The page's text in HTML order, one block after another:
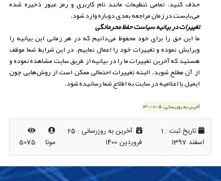
حذف کنید، تمامی تنظیمات مانند نام کاربری و رمز عبور ذخیره شده
می‌بایست در زمان مراجعه بعدی دوباره وارد شود.
تغییرات در بیانیه سیاست حفظ محرمانگی
ما این حق را برای خود محفوظ می‌دانیم که در هر زمانی این بیانیه را
ویرایش نموده و تغییرات خود را اعمال نماییم. در این شرایط شما موظف
هستید که آخرین تغییرات ما را در بیانیه از طریق سایت مشاهده نموده و
از آن مطلع شوید. البته تغییرات احتمالی ممکن است از روش‌هایی چون
ایمیل یا اعلامیه در سایت به اطلاع شما رسانیده شود.
آخرین به روزرسانی:1400/01/05
تاریخ ثبت : 1
اسفند 1397
آخرین به روزرسانی : 25
فروردین 1400
مونا 5075